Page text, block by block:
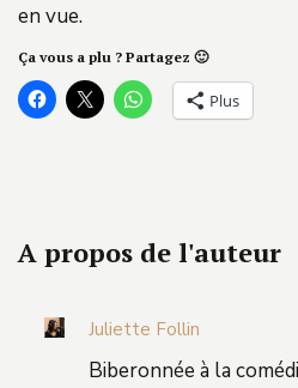
en vue.
Ça vous a plu ? Partagez 🙂
Plus
A propos de l'auteur
Juliette Follin
Biberonnée à la